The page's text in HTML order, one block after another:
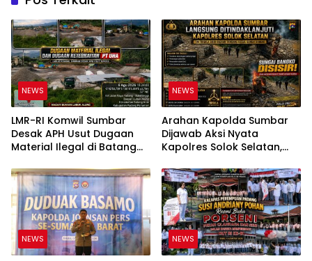
NEWS
LMR-RI Komwil Sumbar
Desak APH Usut Dugaan
Material Ilegal di Batang
PT UHA Diminta Diselidiki
Tuntas
NEWS
Arahan Kapolda Sumbar
Dijawab Aksi Nyata
Kapolres Solok Selatan,
Bukan Sekadar Slogan
NEWS NEWS